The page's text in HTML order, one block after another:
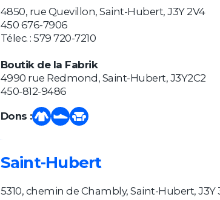
4850, rue Quevillon, Saint-Hubert, J3Y 2V4
450 676-7906
Télec. : 579 720-7210
Boutik de la Fabrik
4990 rue Redmond, Saint-Hubert, J3Y2C2
450-812-9486
Dons :
Saint-Hubert
5310, chemin de Chambly, Saint-Hubert, J3Y